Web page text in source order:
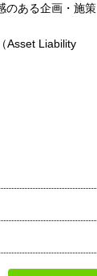
のある企画・施策
Asset Liability